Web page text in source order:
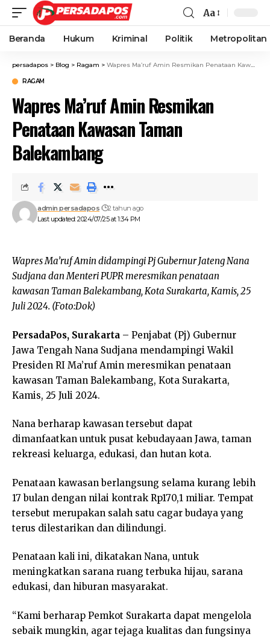
Aa
Beranda Hukum Kriminal Politik Metropolitan
persadapos > Blog > Ragam > Wapres Ma’ruf Amin Resmikan Penataan Kawasan Taman Balekambang
RAGAM
Wapres Ma’ruf Amin Resmikan
Penataan Kawasan Taman
Balekambang
Last updated: 2024/07/25 at 1:34 PM
admin persadapos 2 tahun ago
Wapres Ma’ruf Amin didampingi Pj Gubernur Jateng Nana
Sudjana dan Menteri PUPR meresmikan penataan
kawasan Taman Balekambang, Kota Surakarta, Kamis, 25
Juli 2024. (Foto:Dok)
PersadaPos, Surakarta – Penjabat (Pj) Gubernur
Jawa Tengah Nana Sudjana mendampingi Wakil
Presiden RI Ma’ruf Amin meresmikan penataan
kawasan Taman Balekambang, Kota Surakarta,
Kamis, 25 Juli 2024.
Nana berharap kawasan tersebut dapat
dimanfaatkan untuk pusat kebudayaan Jawa, taman
rekreasi keluarga, edukasi, dan hutan kota.
Penataan kawasan berlangsung selama kurang lebih
17 bulan dengan nilai kontrak Rp170,1 miliar. Tempat
tersebut merupakan salah satu cagar budaya yang
terus dilestarikan dan dilindungi.
Penataan kali ini, dikatakan Nana, untuk
meningkatkan sarana ruang terbuka hijau, sarana
edukasi, dan hiburan masyarakat.
“Kami berharap Pemkot Surakarta dapat mengelola
sebaik mungkin, agar tejaga kualitas dan fungsinya